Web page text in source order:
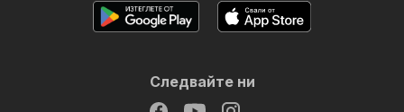
Следвайте ни